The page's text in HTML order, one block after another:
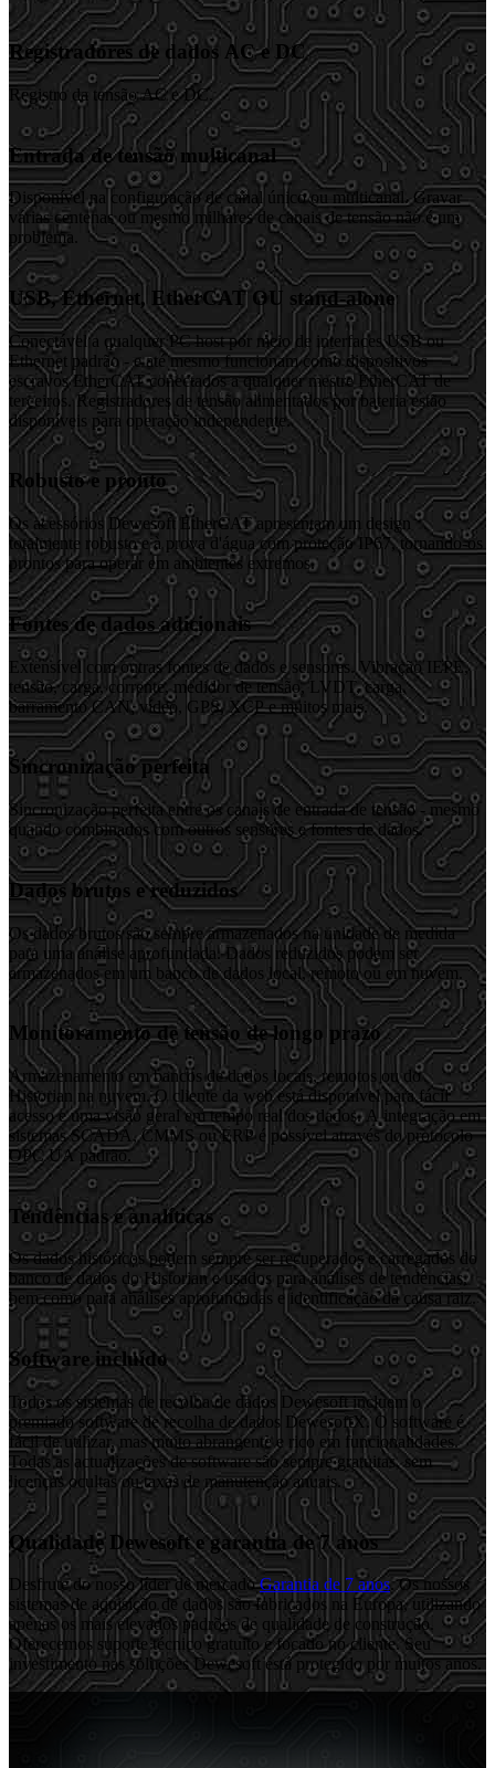
Registradores de dados AC e DC
Registro da tensão AC e DC.
Entrada de tensão multicanal
Disponível na configuração de canal único ou multicanal. Gravar
várias centenas ou mesmo milhares de canais de tensão não é um
problema.
USB, Ethernet, EtherCAT OU stand-alone
Conectável a qualquer PC host por meio de interfaces USB ou
Ethernet padrão - e até mesmo funcionam como dispositivos
escravos EtherCAT conectados a qualquer mestre EtherCAT de
terceiros. Registradores de tensão alimentados por bateria estão
disponíveis para operação independente.
Robusto e pronto
Os acessórios Dewesoft EtherCAT apresentam um design
totalmente robusto e à prova d'água com proteção IP67, tornando-os
prontos para operar em ambientes extremos.
Fontes de dados adicionais
Extensível com outras fontes de dados e sensores. Vibração IEPE,
tensão, carga, corrente, medidor de tensão, LVDT, carga,
barramento CAN, vídeo, GPS, XCP e muitos mais.
Sincronização perfeita
Sincronização perfeita entre os canais de entrada de tensão - mesmo
quando combinados com outros sensores e fontes de dados.
Dados brutos e reduzidos
Os dados brutos são sempre armazenados na unidade de medida
para uma análise aprofundada. Dados reduzidos podem ser
armazenados em um banco de dados local, remoto ou em nuvem.
Monitoramento de tensão de longo prazo
Armazenamento em bancos de dados locais, remotos ou do
Historian na nuvem. O cliente da web está disponível para fácil
acesso e uma visão geral em tempo real dos dados. A integração em
sistemas SCADA, CMMS ou ERP é possível através do protocolo
OPC UA padrão.
Tendências e analíticas
Os dados históricos podem sempre ser recuperados e carregados do
banco de dados do Historian e usados para análises de tendências,
bem como para análises aprofundadas e identificação da causa raiz.
Software incluído
Todos os sistemas de recolha de dados Dewesoft incluem o
premiado software de recolha de dados DewesoftX. O software é
fácil de utilizar, mas muito abrangente e rico em funcionalidades.
Todas as actualizações de software são sempre gratuitas, sem
licenças ocultas ou taxas de manutenção anuais.
Qualidade Dewesoft e garantia de 7 anos
Desfrute do nosso líder de mercadoGarantia de 7 anos. Os nossos
sistemas de aquisição de dados são fabricados na Europa, utilizando
apenas os mais elevados padrões de qualidade de construção.
Oferecemos suporte técnico gratuito e focado no cliente. Seu
investimento nas soluções Dewesoft está protegido por muitos anos.